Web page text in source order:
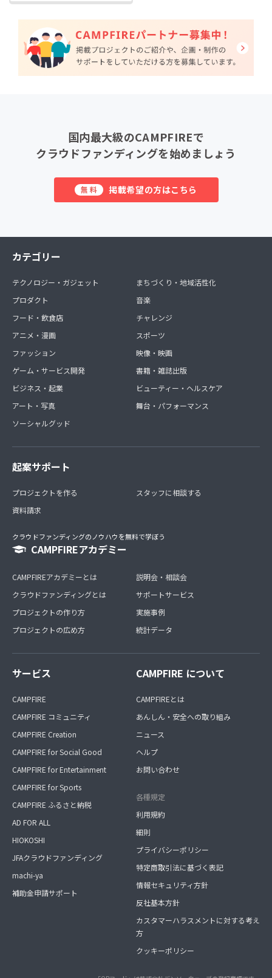
国内最大級のCAMPFIREで
クラウドファンディングを始めましょう
無料 掲載希望の方はこちら
カテゴリー
テクノロジー・ガジェット
プロダクト
フード・飲食店
アニメ・漫画
ファッション
ゲーム・サービス開発
ビジネス・起業
アート・写真
ソーシャルグッド
まちづくり・地域活性化
音楽
チャレンジ
スポーツ
映像・映画
書籍・雑誌出版
ビューティー・ヘルスケア
舞台・パフォーマンス
起案サポート
プロジェクトを作る
資料請求
スタッフに相談する
クラウドファンディングのノウハウを無料で学ぼう
CAMPFIREアカデミー
CAMPFIREアカデミーとは
クラウドファンディングとは
プロジェクトの作り方
プロジェクトの広め方
説明会・相談会
サポートサービス
実施事例
統計データ
サービス
CAMPFIRE
CAMPFIRE コミュニティ
CAMPFIRE Creation
CAMPFIRE for Social Good
CAMPFIRE for Entertainment
CAMPFIRE for Sports
CAMPFIRE ふるさと納税
AD FOR ALL
HIOKOSHI
JFAクラウドファンディング
machi-ya
補助金申請サポート
CAMPFIRE について
CAMPFIREとは
あんしん・安全への取り組み
ニュース
ヘルプ
お問い合わせ
各種規定
利用規約
細則
プライバシーポリシー
特定商取引法に基づく表記
情報セキュリティ方針
反社基本方針
カスタマーハラスメントに対する考え
方
クッキーポリシー